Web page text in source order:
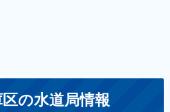
の水道局情報